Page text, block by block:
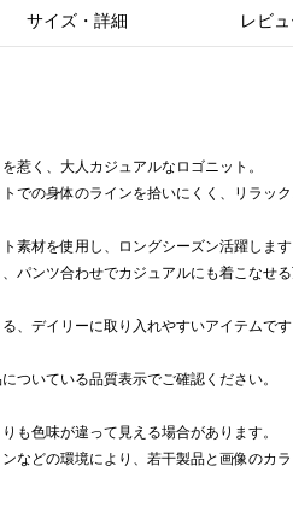
サイズ・詳細 レビ
惹く、大人カジュアルなロゴニット。
での身体のラインを拾いにくく、リラッ
素材を使用し、ロングシーズン活躍します
パンツ合わせでカジュアルにも着こなせ
、デイリーに取り入れやすいアイテムです
ついている品質表示でご確認ください。
も色味が違って見える場合があります。
などの環境により、若干製品と画像のカ